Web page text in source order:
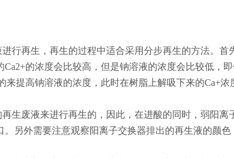
行再生，再生的过程中适合采用分步再生的方法。首
的浓度会比较高，但是钠溶液的浓度会比较低，
提高钠溶液的浓度，此时在树脂上解吸下来的Ca+浓
生废液来进行再生的，因此，在进酸的同时，弱阳离
另外需要注意观察阳离子交换器排出的再生液的颜色